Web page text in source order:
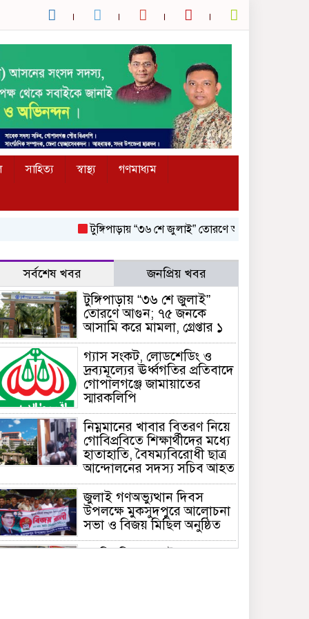
সাহিত্য স্বাস্থ্য
গণমাধ্যম
টুঙ্গিপাড়ায় “৩৬ শে জুলাই” তোরণে আগুন; ৭৫ জনকে আসামি
সর্বশেষ খবর জনপ্রিয় খবর
টুঙ্গিপাড়ায় “৩৬ শে জুলাই”
তোরণে আগুন; ৭৫ জনকে
আসামি করে মামলা, গ্রেপ্তার ১
গ্যাস সংকট, লোডশেডিং ও
দ্রব্যমূল্যের ঊর্ধ্বগতির প্রতিবাদে
গোপালগঞ্জে জামায়াতের
স্মারকলিপি
নিম্নমানের খাবার বিতরণ নিয়ে
গোবিপ্রবিতে শিক্ষার্থীদের মধ্যে
হাতাহাতি, বৈষম্যবিরোধী ছাত্র
আন্দোলনের সদস্য সচিব আহত
জুলাই গণঅভ্যুত্থান দিবস
উপলক্ষে মুকসুদপুরে আলোচনা
সভা ও বিজয় মিছিল অনুষ্ঠিত
গোবিপ্রবিতে জুলাই